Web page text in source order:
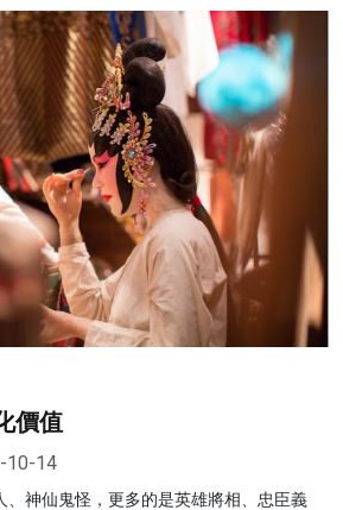
價值
10-14
、神仙鬼怪，更多的是英雄將相、忠臣義